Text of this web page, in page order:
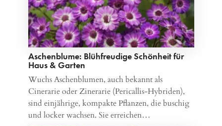
Aschenblume: Blühfreudige Schönheit für
Haus & Garten
Wuchs Aschenblumen, auch bekannt als
Cinerarie oder Zinerarie (Pericallis-Hybriden),
sind einjährige, kompakte Pflanzen, die buschig
und locker wachsen. Sie erreichen…